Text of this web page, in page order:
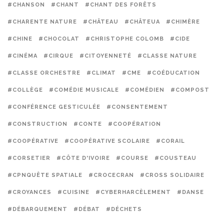
#CHANSON #CHANT #CHANT DES FORÊTS
#CHARENTE NATURE #CHÂTEAU #CHÂTEUA #CHIMÈRE
#CHINE #CHOCOLAT #CHRISTOPHE COLOMB #CIDE
#CINÉMA #CIRQUE #CITOYENNETÉ #CLASSE NATURE
#CLASSE ORCHESTRE #CLIMAT #CME #COÉDUCATION
#COLLÈGE #COMÉDIE MUSICALE #COMÉDIEN #COMPOST
#CONFÉRENCE GESTICULÉE #CONSENTEMENT
#CONSTRUCTION #CONTE #COOPÉRATION
#COOPÉRATIVE #COOPÉRATIVE SCOLAIRE #CORAIL
#CORSETIER #CÔTE D'IVOIRE #COURSE #COUSTEAU
#CPNQUÊTE SPATIALE #CROCECRAN #CROSS SOLIDAIRE
#CROYANCES #CUISINE #CYBERHARCÈLEMENT #DANSE
#DÉBARQUEMENT #DÉBAT #DÉCHETS